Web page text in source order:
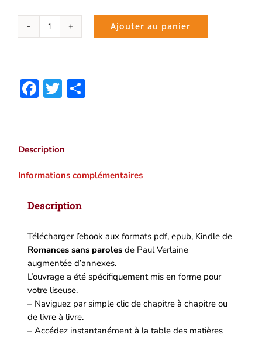
quantité
paroles
(Paul
epub,
Kindle
Ajouter au panier
Facebook
Twitter
Description
Informations complémentaires
Description
Télécharger l’ebook aux formats pdf, epub, Kindle de
Romances sans parolesde Paul Verlaine
augmentée d’annexes.
L’ouvrage a été spécifiquement mis en forme pour
votre liseuse.
– Naviguez par simple clic de chapitre à chapitre ou
de livre à livre.
– Accédez instantanément à la table des matières